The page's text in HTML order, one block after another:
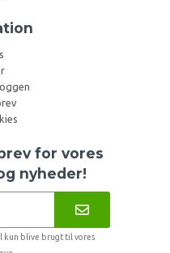
for vores
nyheder!
kun blive brugt til vores